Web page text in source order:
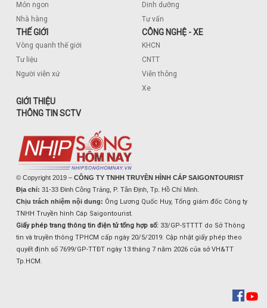
Món ngon
Nhà hàng
Dinh dưỡng
Tư vấn
THẾ GIỚI
Vòng quanh thế giới
Tư liệu
Người viễn xứ
CÔNG NGHỆ - XE
KHCN
CNTT
Viễn thông
Xe
GIỚI THIỆU
THÔNG TIN SCTV
© Copyright 2019 – CÔNG TY TNHH TRUYỀN HÌNH CÁP SAIGONTOURIST
Địa chỉ: 31-33 Đinh Công Tráng, P. Tân Định, Tp. Hồ Chí Minh.
Chịu trách nhiệm nội dung: Ông Lương Quốc Huy, Tổng giám đốc Công ty
TNHH Truyền hình Cáp Saigontourist.
Giấy phép trang thông tin điện tử tổng hợp số: 33/GP-STTTT do Sở Thông
tin và truyền thông TPHCM cấp ngày 20/5/2019. Cập nhật giấy phép theo
quyết định số 7699/GP-TTĐT ngày 13 tháng 7 năm 2026 của sở VH&TT
Tp.HCM.